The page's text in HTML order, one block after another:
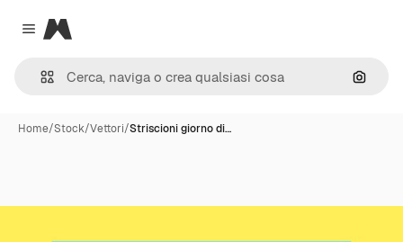
Close menu
Magnific
Cerca
Home/Stock/Vettori/Striscioni giorno di…